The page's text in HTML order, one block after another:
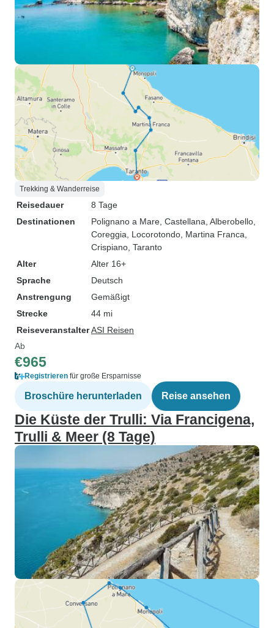
Trekking & Wanderreise
Reisedauer
8 Tage
Destinationen
Polignano a Mare , Castellana , Alberobello
Coreggia , Locorotondo , Martina Franca
Crispiano , Taranto
Alter
Alter 16+
Sprache
Deutsch
Anstrengung
Gemäßigt
Strecke
44 mi
ReiseveranstalterASI Reisen
Ab
€965
Registrieren für große Ersparnisse
Broschüre herunterladen Reise ansehen
Die Küste der Trulli: Via Francigena,
Trulli & Meer (8 Tage)